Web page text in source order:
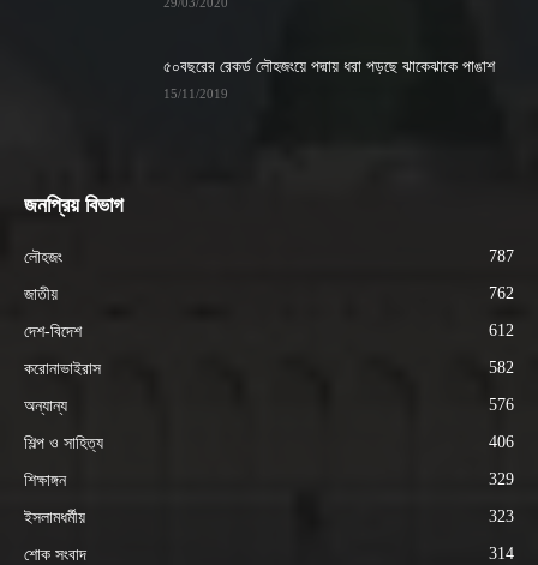
৫০বছরের রেকর্ড লৌহজংয়ে পদ্মায় ধরা পড়ছে ঝাকেঝাকে পাঙাশ
15/11/2019
জনপ্রিয় বিভাগ
লৌহজং 787
জাতীয় 762
দেশ-বিদেশ 612
করোনাভাইরাস 582
অন্যান্য 576
শিল্প ও সাহিত্য 406
শিক্ষাঙ্গন 329
ইসলামধর্মীয় 323
শোক সংবাদ 314